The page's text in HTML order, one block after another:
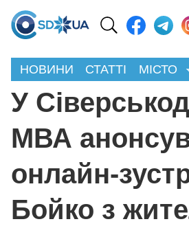
НОВИНИ СТАТТІ МІСТО
У
МВА
онлайн-
Бойко з